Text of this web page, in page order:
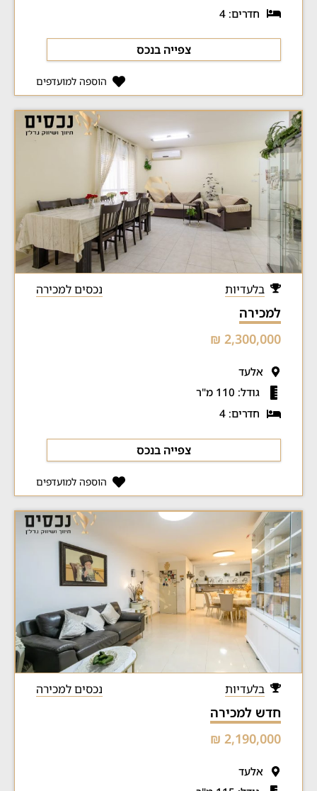
חדרים: 4
צפייה בנכס
הוספה למועדפים
בלעדיות נכסים למכירה
למכירה
2,300,000 ₪
אלעד
גודל: 110 מ"ר
חדרים: 4
צפייה בנכס
הוספה למועדפים
בלעדיות נכסים למכירה
חדש למכירה
2,190,000 ₪
אלעד